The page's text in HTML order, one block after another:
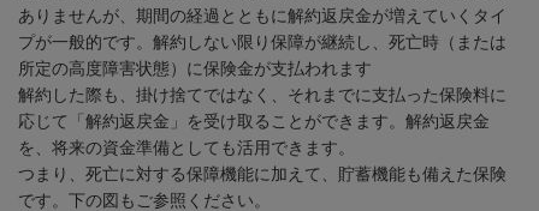
ありませんが、期間の経過とともに解約返戻金が増えていくタイ
プが一般的です。解約しない限り保障が継続し、死亡時（または
所定の高度障害状態）に保険金が支払われます
解約した際も、掛け捨てではなく、それまでに支払った保険料に
応じて「解約返戻金」を受け取ることができます。解約返戻金
を、将来の資金準備としても活用できます。
つまり、死亡に対する保障機能に加えて、貯蓄機能も備えた保険
です。下の図もご参照ください。